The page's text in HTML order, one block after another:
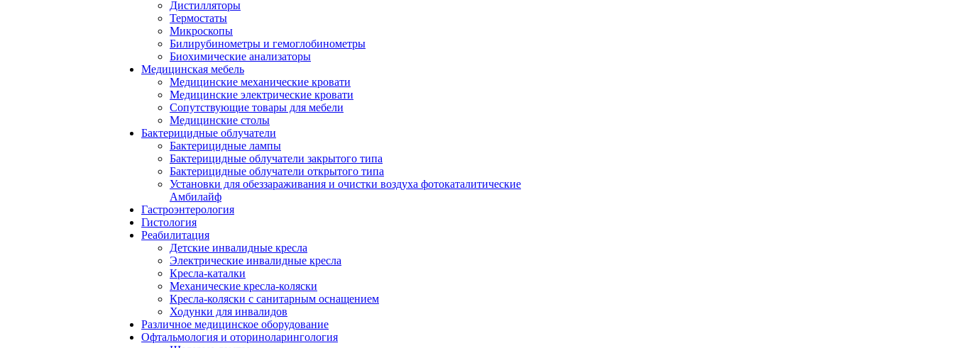
Дистилляторы
Термостаты
Микроскопы
Билирубинометры и гемоглобинометры
Биохимические анализаторы
Медицинская мебель
Медицинские механические кровати
Медицинские электрические кровати
Сопутствующие товары для мебели
Медицинские столы
Бактерицидные облучатели
Бактерицидные лампы
Бактерицидные облучатели закрытого типа
Бактерицидные облучатели открытого типа
Установки для обеззараживания и очистки воздуха фотокаталитические
Амбилайф
Гастроэнтерология
Гистология
Реабилитация
Детские инвалидные кресла
Электрические инвалидные кресла
Кресла-каталки
Механические кресла-коляски
Кресла-коляски с санитарным оснащением
Ходунки для инвалидов
Различное медицинское оборудование
Офтальмология и оториноларингология